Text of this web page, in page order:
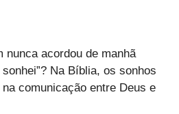
nunca acordou de manhã
Na Bíblia, os sonhos
comunicação entre Deus e